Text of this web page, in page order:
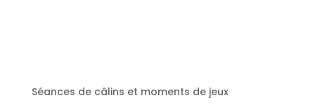
Séances de câlins et moments de jeux